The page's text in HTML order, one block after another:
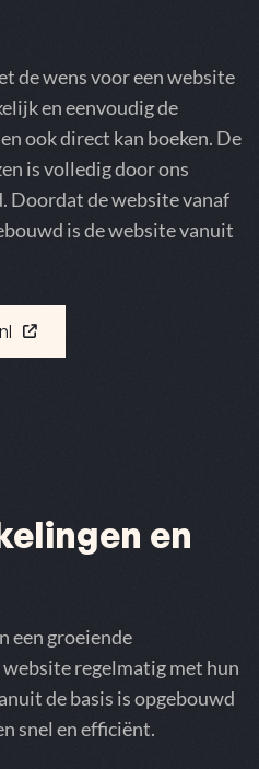
de wens voor een website
en eenvoudig de
ook direct kan boeken. De
is volledig door ons
Doordat de website vanaf
is de website vanuit
en
een groeiende
regelmatig met hun
de basis is opgebouwd
snel en efficiënt.